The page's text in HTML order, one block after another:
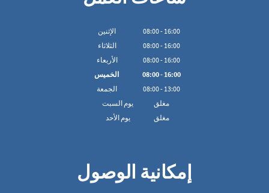
الإثنين 08:00- 16:00
الثلاثاء
08:00- 16:00
الأربعاء
08:00- 16:00
الخميس
08:00- 16:00
الجمعة
08:00- 13:00
يوم السبت
مغلق
يوم الأحد
مغلق
إمكانية الوصول